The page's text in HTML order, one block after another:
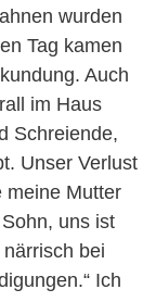
wurden
Tag kamen
Auch
im Haus
Schreiende,
Unser Verlust
meine Mutter
uns ist
bei
Ich